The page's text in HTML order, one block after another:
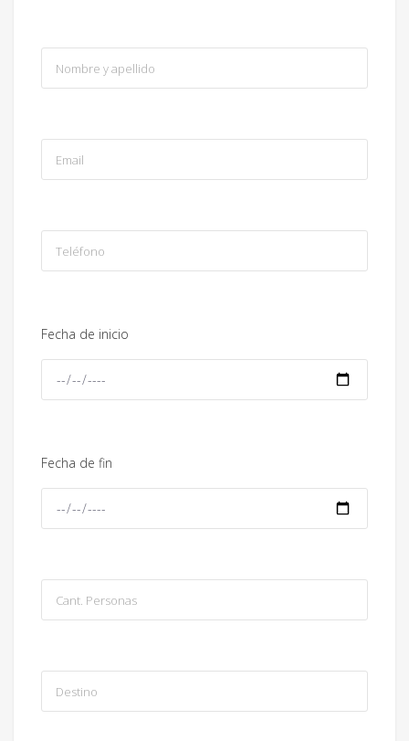
Fecha de inicio
Fecha de fin